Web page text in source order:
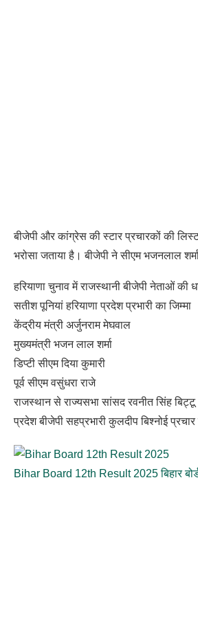
बीजेपी और कांग्रेस की स्टार प्रचारकों की
भरोसा जताया है। बीजेपी ने सीएम भजनलाल
हरियाणा चुनाव में राजस्थानी बीजेपी नेताओं की
सतीश पूनियां हरियाणा प्रदेश प्रभारी का जिम्मा
केंद्रीय मंत्री अर्जुनराम मेघवाल
मुख्यमंत्री भजन लाल शर्मा
डिप्टी सीएम दिया कुमारी
पूर्व सीएम वसुंधरा राजे
राजस्थान से राज्यसभा सांसद रवनीत सिंह बिट्टू
प्रदेश बीजेपी सहप्रभारी कुलदीप बिश्नोई
Bihar Board 12th Result 2025 बिहार